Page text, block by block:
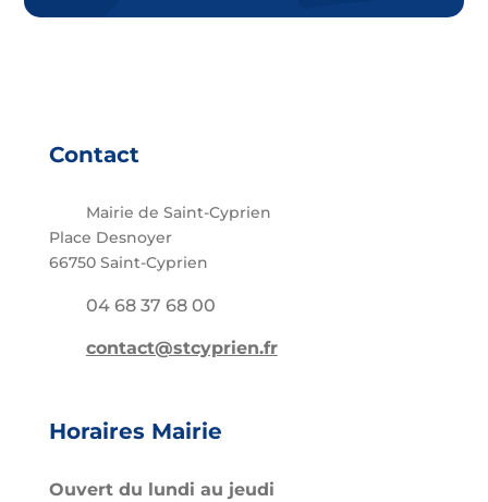
Contact
Mairie de Saint-Cyprien
Place Desnoyer
66750 Saint-Cyprien
04 68 37 68 00
contact@stcyprien.fr
Horaires Mairie
Ouvert du lundi au jeudi